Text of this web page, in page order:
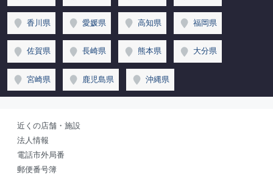
香川県 愛媛県 高知県 福岡県
佐賀県 長崎県 熊本県 大分県
宮崎県 鹿児島県 沖縄県
近くの店舗・施設
法人情報
電話市外局番
郵便番号簿